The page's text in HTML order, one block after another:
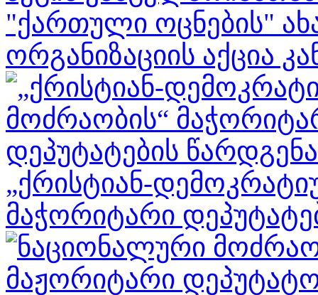
"ქართული ოცნების"
ორგანიზაციის აქცია
„ქრისტიან-
მაჭორიტარი